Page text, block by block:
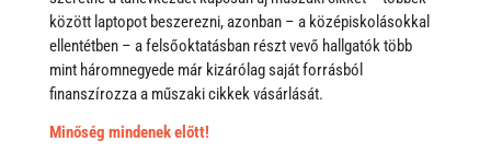
között laptopot beszerezni, azonban – a középiskolásokkal
ellentétben – a felsőoktatásban részt vevő hallgatók több
mint háromnegyede már kizárólag saját forrásból
finanszírozza a műszaki cikkek vásárlását.
Minőség mindenek előtt!